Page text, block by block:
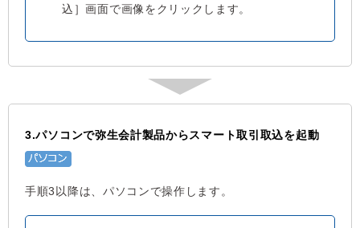
込］画面で画像をクリックします。
3.パソコンで弥生会計製品からスマート取引取込を起動
手順3以降は、パソコンで操作します。